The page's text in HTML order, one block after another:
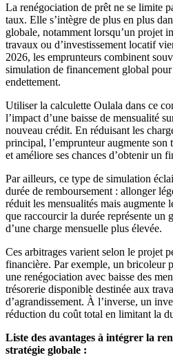
La renégociation de prêt ne se limite
taux. Elle s’intègre de plus en plus
globale, notamment lorsqu’un projet
travaux ou d’investissement locatif
2026, les emprunteurs combinent
simulation de financement global
endettement.
Utiliser la calculette Oulala dans ce
l’impact d’une baisse de mensualité
nouveau crédit. En réduisant les
principal, l’emprunteur augmente son
et améliore ses chances d’obtenir un
Par ailleurs, ce type de simulation
durée de remboursement : allonger
réduit les mensualités mais augmente
que raccourcir la durée représente un
d’une charge mensuelle plus élevée.
Ces arbitrages varient selon le projet
financière. Par exemple, un bricoleur
une renégociation avec baisse des
trésorerie disponible destinée aux
d’agrandissement. À l’inverse, un
réduction du coût total en limitant la
Liste des avantages à intégrer la
stratégie globale :